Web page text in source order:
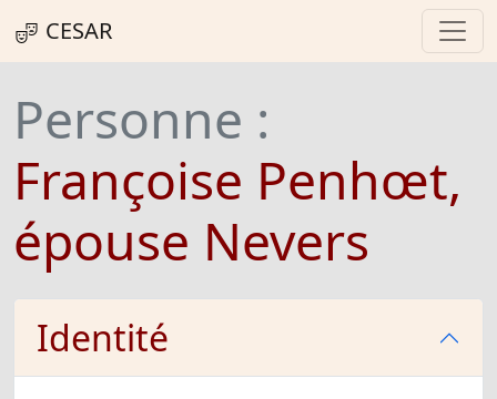
CESAR
Personne :
Françoise Penhœt,
épouse Nevers
Identité